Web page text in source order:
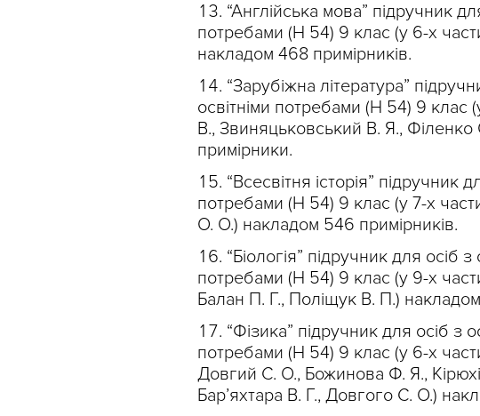
“Англійська мова” підручник
потребами (Н 54) 9 клас (у 6-х
накладом 468 примірників.
“Зарубіжна література”
освітніми потребами (Н 54) 9 клас
В., Звиняцьковський В. Я.,
примірники.
“Всесвітня історія” підручник
потребами (Н 54) 9 клас (у 7-х
О. О.) накладом 546 примірників.
“Біологія” підручник для осіб
потребами (Н 54) 9 клас (у 9-х
Балан П. Г., Поліщук В. П.)
“Фізика” підручник для осіб з
потребами (Н 54) 9 клас (у 6-х
Довгий С. О., Божинова Ф. Я.,
Бар’яхтара В. Г., Довгого С. О.)